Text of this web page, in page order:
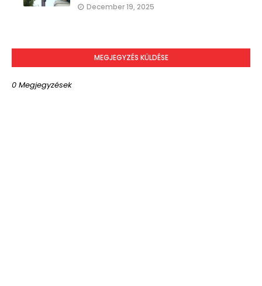
December 19, 2025
MEGJEGYZÉS KÜLDÉSE
0 Megjegyzések